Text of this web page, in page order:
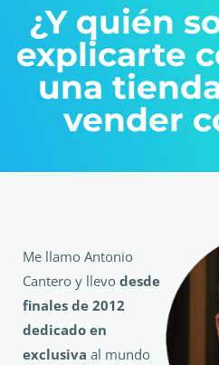
¿Y quién
explicarte
una
vender
Me llamo Antonio
Cantero y llevo desde
finales de 2012
dedicado en
exclusiva al mundo